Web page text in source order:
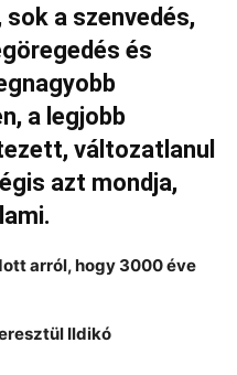
a szenvedés,
és
a legjobb
változatlanul
azt mondja,
arról, hogy 3000 éve
Ildikó